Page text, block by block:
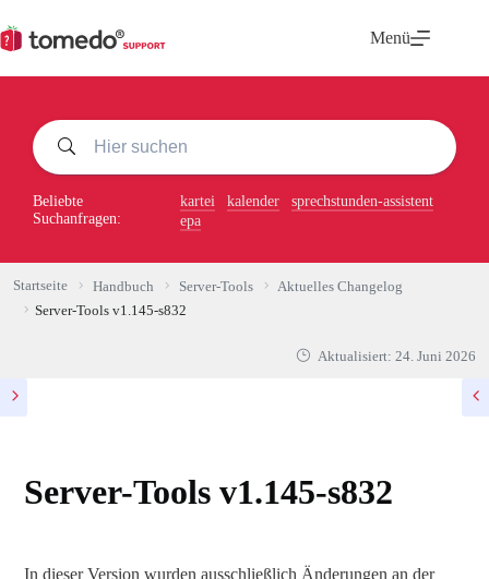
Inhalt
springen
Menü
Beliebte
Suchanfragen:
kartei kalender
sprechstunden-assistent
epa
Startseite Handbuch Server-Tools
Aktuelles Changelog
Server-Tools v1.145-s832
Aktualisiert: 24. Juni 2026
Server-Tools v1.145-s832
In dieser Version wurden ausschließlich Änderungen an der